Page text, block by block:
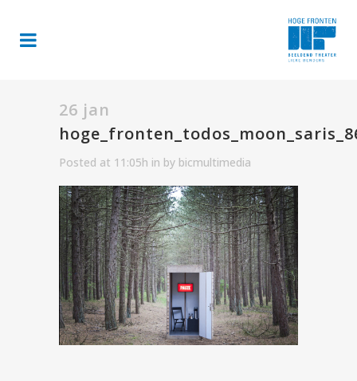
26 jan
Posted at 11:05h in by bicmultimedia